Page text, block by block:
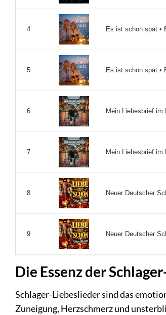
4 Es ist schon spät •
5 Es ist schon spät •
6 Mein Liebesbrief im
7 Mein Liebesbrief im
8 Neuer Deutscher
9 Neuer Deutscher
Die Essenz der
Schlager-Liebeslieder sind das
Zuneigung, Herzschmerz und